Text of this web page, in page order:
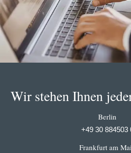
Wir stehen Ihnen
Berlin
+49 30 884503
Frankfurt am